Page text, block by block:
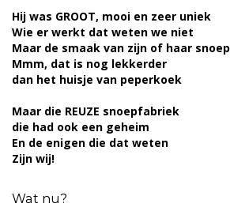
Hij was GROOT, mooi en zeer uniek
Wie er werkt dat weten we niet
Maar de smaak van zijn of haar snoep
Mmm, dat is nog lekkerder
dan het huisje van peperkoek
Maar die REUZE snoepfabriek
die had ook een geheim
En de enigen die dat weten
Zijn wij!
Wat nu?